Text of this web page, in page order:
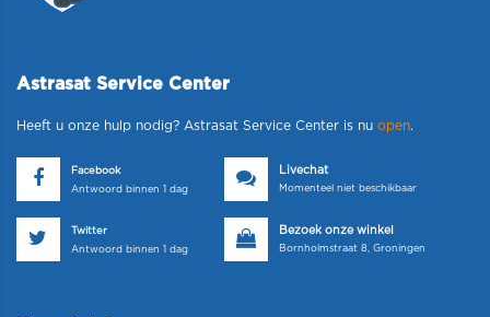
Astrasat Service Center
Heeft u onze hulp nodig? Astrasat Service Center is nu open.
Facebook
Antwoord binnen 1 dag
Livechat
Momenteel niet beschikbaar
Twitter
Antwoord binnen 1 dag
Bezoek onze winkel
Bornholmstraat 8, Groningen